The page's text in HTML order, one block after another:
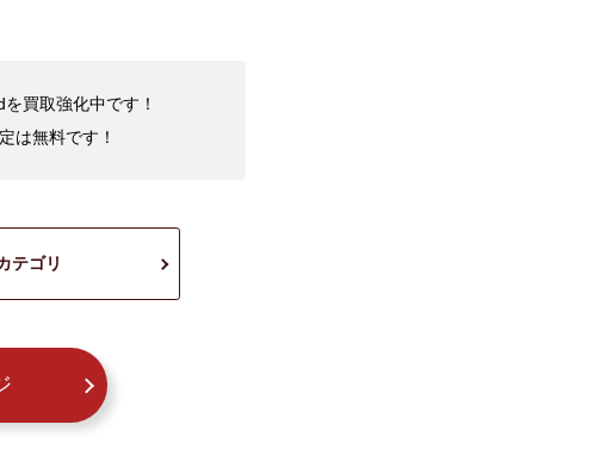
買取強化中です！
は無料です！
テゴリ